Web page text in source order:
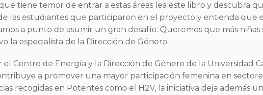
tiene temor de entrar a estas áreas lea este libro y descubra
las estudiantes que participaron en el proyecto y entienda que
a punto de asumir un gran desafío. Queremos que más
la especialista de la Dirección de Género.
Centro de Energía y la Dirección de Género de la Universidad
a promover una mayor participación femenina en
recogidas en Potentes como el H2V, la iniciativa deja además